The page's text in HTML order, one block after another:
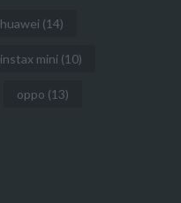
huawei (14)
instax mini (10)
oppo (13)